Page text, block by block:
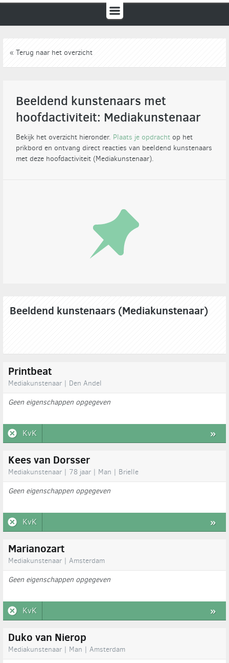
« Terug naar het overzicht
Beeldend kunstenaars met
hoofdactiviteit: Mediakunstenaar
Bekijk het overzicht hieronder. Plaats je opdracht op het
prikbord en ontvang direct reacties van beeldend kunstenaars
met deze hoofdactiviteit (Mediakunstenaar).
Beeldend kunstenaars (Mediakunstenaar)
Printbeat
Mediakunstenaar | Den Andel
Geen eigenschappen opgegeven
KvK »
Kees van Dorsser
Mediakunstenaar | 78 jaar | Man | Brielle
Geen eigenschappen opgegeven
KvK »
Marianozart
Mediakunstenaar | Amsterdam
Geen eigenschappen opgegeven
KvK »
Duko van Nierop
Mediakunstenaar | Man | Amsterdam